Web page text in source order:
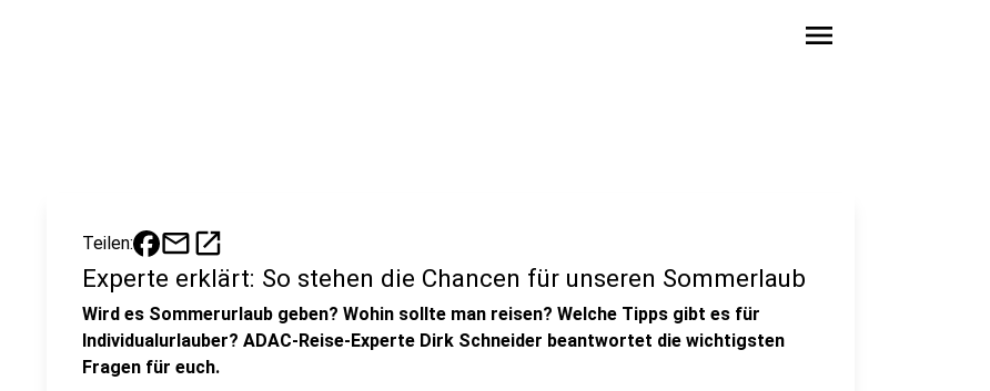
menu
Teilen: mailopen_in_new
Experte erklärt: So stehen die Chancen für unseren Sommerlaub
Wird es Sommerurlaub geben? Wohin sollte man reisen? Welche Tipps gibt es für
Individualurlauber? ADAC-Reise-Experte Dirk Schneider beantwortet die wichtigsten
Fragen für euch.